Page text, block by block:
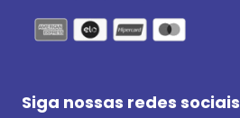
Siga nossas redes sociais